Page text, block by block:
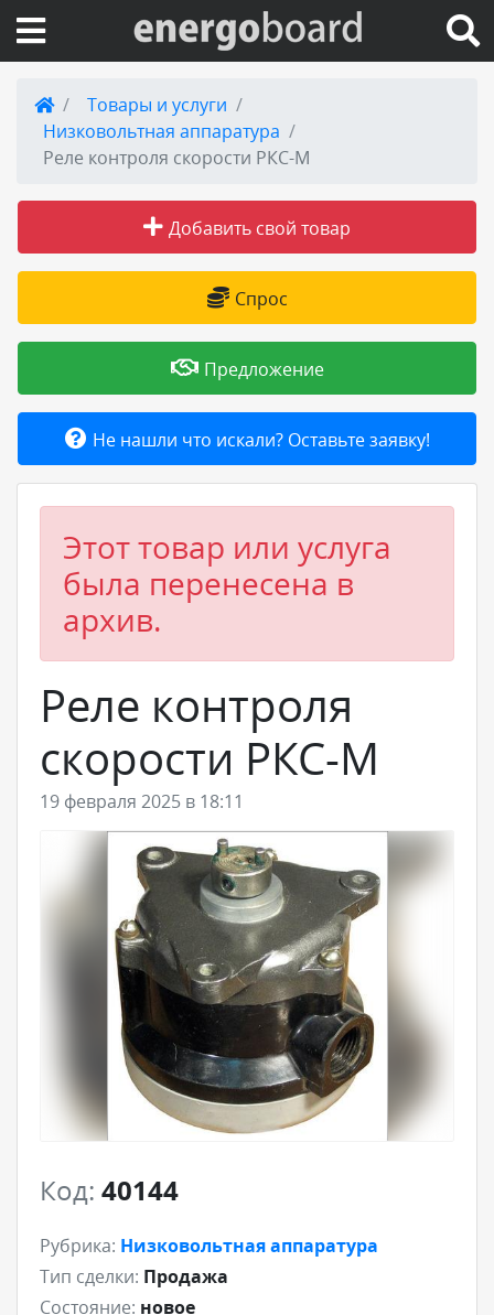
Вход на сайт
Поиск по сайту
Публикации
Справка
Товары и услуги
Добавить товар или услугу
Товары и услуги
Низковольтная аппаратура
Реле контроля скорости РКС-М
Добавить свой товар
Спрос
Предложение
Не нашли что искали? Оставьте заявку!
Этот товар или услуга
была перенесена в
архив.
Реле контроля
скорости РКС-М
19 февраля 2025 в 18:11
Код: 40144
Рубрика: Низковольтная аппаратура
Тип сделки: Продажа
Состояние: новое